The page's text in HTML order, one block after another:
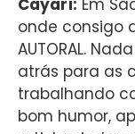
Cayarí: Em
onde consigo
AUTORAL.
atrás para as
trabalhando
bom humor,